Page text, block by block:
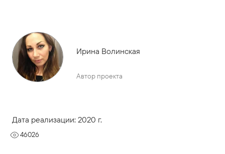
Ирина Волинская
Автор проекта
Дата реализации: 2020 г.
46026